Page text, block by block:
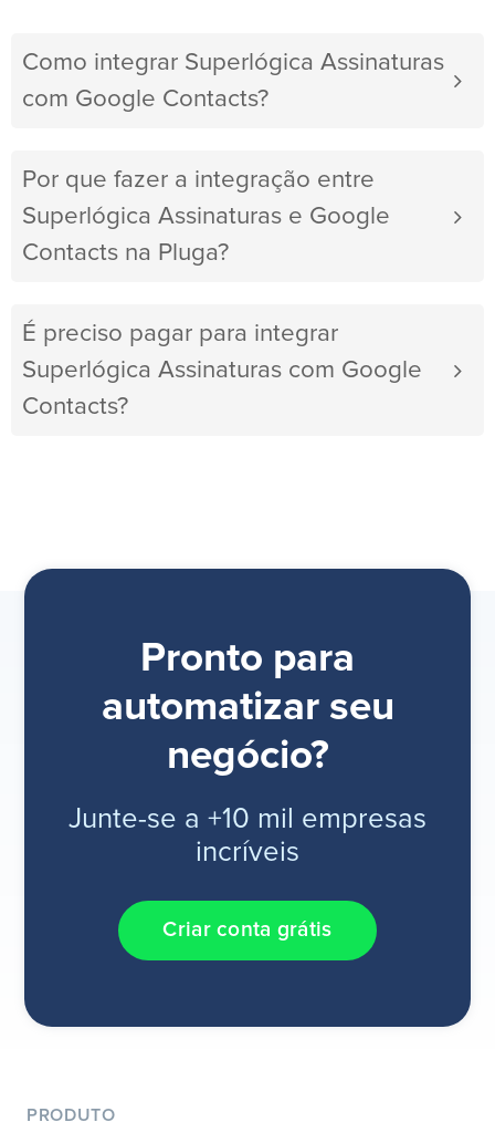
Como integrar Superlógica Assinaturas
com Google Contacts?
Por que fazer a integração entre
Superlógica Assinaturas e Google
Contacts na Pluga?
É preciso pagar para integrar
Superlógica Assinaturas com Google
Contacts?
Pronto para
automatizar seu
negócio?
Junte-se a +10 mil empresas
incríveis
Criar conta grátis
PRODUTO